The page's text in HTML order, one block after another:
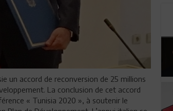
un accord de reconversion de 25 millions
La conclusion de cet accord
« Tunisia 2020 », à soutenir le